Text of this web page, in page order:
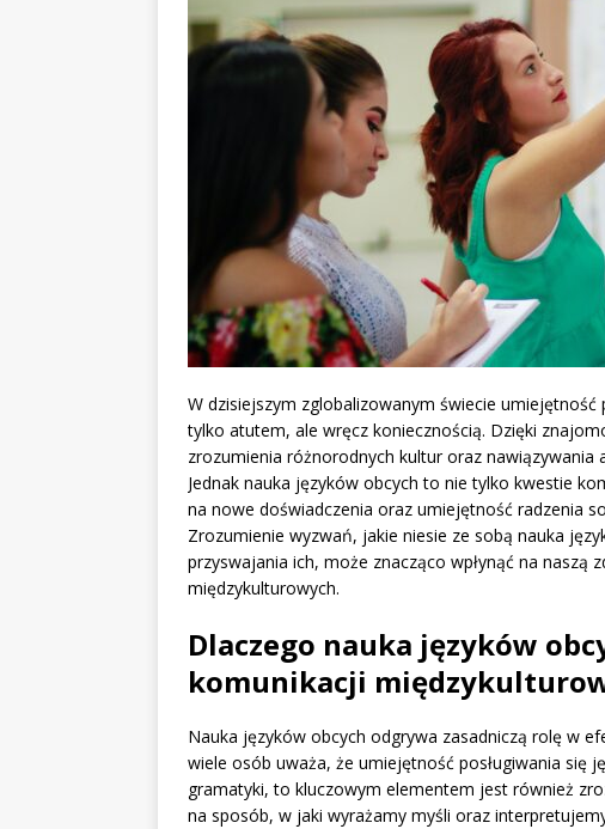
W dzisiejszym zglobalizowanym świecie
tylko atutem, ale wręcz koniecznością. Dzięki
zrozumienia różnorodnych kultur oraz nawiązywania
Jednak nauka języków obcych to nie tylko kwestie
na nowe doświadczenia oraz umiejętność radzenia
Zrozumienie wyzwań, jakie niesie ze sobą nauka
przyswajania ich, może znacząco wpłynąć na naszą
międzykulturowych.
Dlaczego nauka języków
komunikacji
Nauka języków obcych odgrywa zasadniczą rolę w
wiele osób uważa, że umiejętność posługiwania się
gramatyki, to kluczowym elementem jest również
na sposób, w jaki wyrażamy myśli oraz